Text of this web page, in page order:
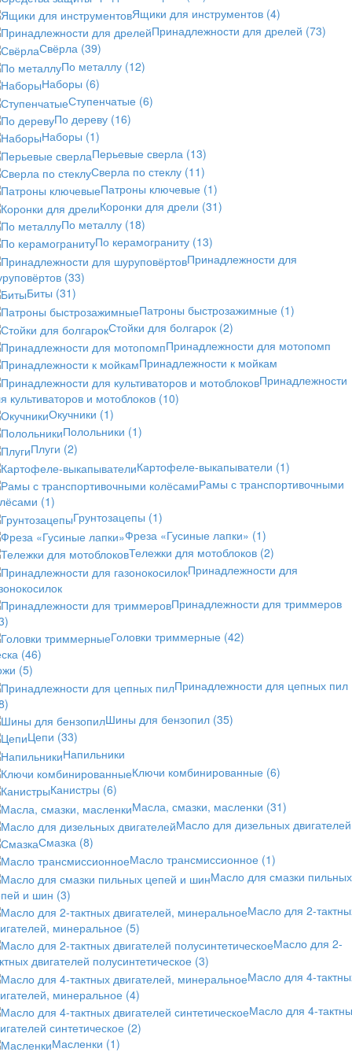
Ящики для инструментов (4)
Принадлежности для дрелей (73)
Свёрла (39)
По металлу (12)
Наборы (6)
Ступенчатые (6)
По дереву (16)
Наборы (1)
Перьевые сверла (13)
Сверла по стеклу (11)
Патроны ключевые (1)
Коронки для дрели (31)
По металлу (18)
По керамограниту (13)
Принадлежности для
(33)
Биты (31)
Патроны быстрозажимные (1)
Стойки для болгарок (2)
Принадлежности для мотопомп
Принадлежности к мойкам
Принадлежности
культиваторов и мотоблоков (10)
Окучники (1)
Полольники (1)
Плуги (2)
Картофеле-выкапыватели (1)
Рамы с транспортивочными
(1)
Грунтозацепы (1)
Фреза «Гусиные лапки» (1)
Тележки для мотоблоков (2)
Принадлежности для
Принадлежности для триммеров
Головки триммерные (42)
(46)
(5)
Принадлежности для цепных пил
Шины для бензопил (35)
Цепи (33)
Напильники
Ключи комбинированные (6)
Канистры (6)
Масла, смазки, масленки (31)
Масло для дизельных двигателей
Смазка (8)
Масло трансмиссионное (1)
Масло для смазки пильных
и шин (3)
Масло для 2-
минеральное (5)
Масло для 2-
двигателей полусинтетическое (3)
Масло для 4-
минеральное (4)
Масло для 4-
синтетическое (2)
Масленки (1)